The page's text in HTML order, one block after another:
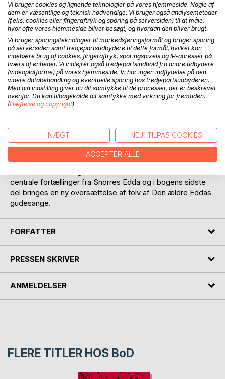
Føj til ønskeliste
Anmeld titel
BESKRIVELSE
Nordisk gudelære med uddrag af Eddaerne giver først en
kortfattet og overskuelig gennemgang af de vigtigste
begreber i den nordiske mytologi og lidt om kildetek-
centrale fortællinger fra Snorres Edda og i bogens sidste
del bringes en ny oversættelse af tolv af Den ældre Eddas
gudesange.
FORFATTER
PRESSEN SKRIVER
ANMELDELSER
FLERE TITLER HOS BoD
Vi bruger cookies og lignende teknologier på vores hjemmeside. Nogle af
dem er væsentlige og teknisk nødvendige. Vi bruger også analysemetoder
(f.eks. cookies eller fingeraftryk og sporing på serversiden) til at måle,
hvor ofte vores hjemmeside bliver besøgt, og hvordan den bliver brugt.
Vi bruger sporingsteknologier til markedsføringsformål og bruger sporing
på serversiden samt tredjepartsudbydere til dette formål, hvilket kan
indebære brug af cookies, fingeraftryk, sporingspixels og IP-adresser på
tværs af enheder. Vi indlejrer også tredjepartsindhold fra andre udbydere
(videoplatforme) på vores hjemmeside. Vi har ingen indflydelse på den
videre databehandling og eventuelle sporing hos tredjepartsudbyderen.
Med din indstilling giver du dit samtykke til de processer, der er beskrevet
ovenfor. Du kan tilbagekalde dit samtykke med virkning for fremtiden.
(Hæftelse og copyright)
NÆGT NEJ, TILPAS COOKIES
ACCEPTER ALLE